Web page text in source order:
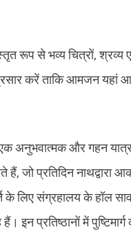
रूप से भव्य चित्रों, श्रव्य
करें ताकि आमजन यहां
एक अनुभवात्मक और गहन
जो प्रतिदिन नाथद्वारा
लिए संग्रहालय के हॉल
इन प्रतिष्ठानों में